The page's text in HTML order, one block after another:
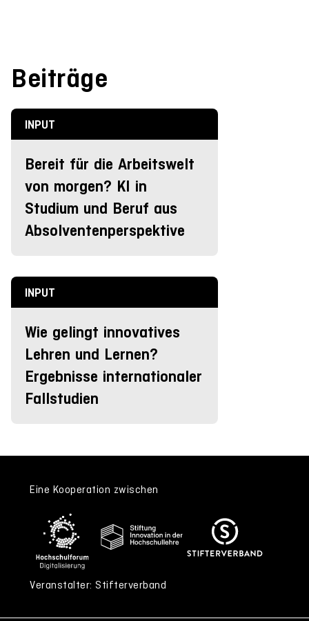
Beiträge
INPUT
Bereit für die Arbeitswelt
von morgen? KI in
Studium und Beruf aus
Absolventenperspektive
INPUT
Wie gelingt innovatives
Lehren und Lernen?
Ergebnisse internationaler
Fallstudien
Eine Kooperation zwischen
Veranstalter: Stifterverband